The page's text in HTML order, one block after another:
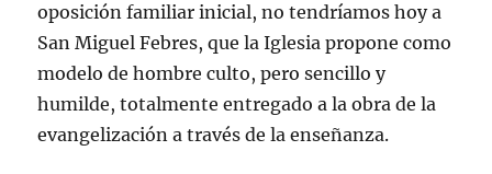
oposición familiar inicial, no tendríamos hoy a
San Miguel Febres, que la Iglesia propone como
modelo de hombre culto, pero sencillo y
humilde, totalmente entregado a la obra de la
evangelización a través de la enseñanza.